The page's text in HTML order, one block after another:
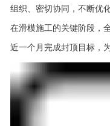
组织、密切协同，不断优
在滑模施工的关键阶段，
近一个月完成封顶目标，